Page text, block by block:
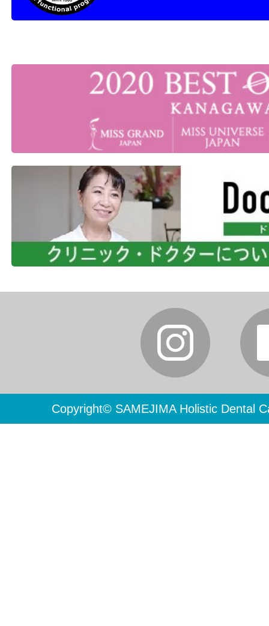
Copyright© SAMEJIMA Holistic Dental